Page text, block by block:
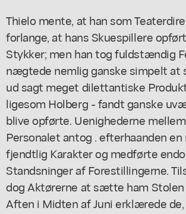
Thielo mente, at han som
forlange, at hans Skuespillere
Stykker; men han tog fuldstændig
nægtede nemlig ganske simpelt at
ud sagt meget dilettantiske
ligesom Holberg - fandt ganske
blive opførte. Uenighederne
Personalet antog . efterhaanden
fjendtlig Karakter og medførte
Standsninger af Forestillingerne.
dog Aktørerne at sætte ham Stolen
Aften i Midten af Juni erklærede